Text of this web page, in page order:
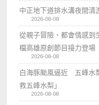
中正地下道排水溝夜間清
2026-08-08
從親子冒險、都會情感到
檔高雄原創節目接力登場
2026-08-08
白海豚颱風逼近 五峰水
救五峰水梨」
2026-08-08